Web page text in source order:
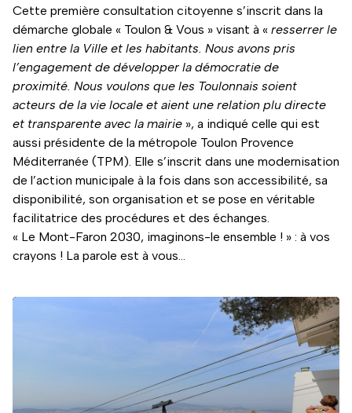
Cette première consultation citoyenne s’inscrit dans la
démarche globale « Toulon & Vous » visant à « resserrer le
lien entre la Ville et les habitants. Nous avons pris
l’engagement de développer la démocratie de
proximité. Nous voulons que les Toulonnais soient
acteurs de la vie locale et aient une relation plu directe
et transparente avec la mairie », a indiqué celle qui est
aussi présidente de la métropole Toulon Provence
Méditerranée (TPM). Elle s’inscrit dans une modernisation
de l’action municipale à la fois dans son accessibilité, sa
disponibilité, son organisation et se pose en véritable
facilitatrice des procédures et des échanges.
« Le Mont-Faron 2030, imaginons-le ensemble ! » : à vos
crayons ! La parole est à vous…